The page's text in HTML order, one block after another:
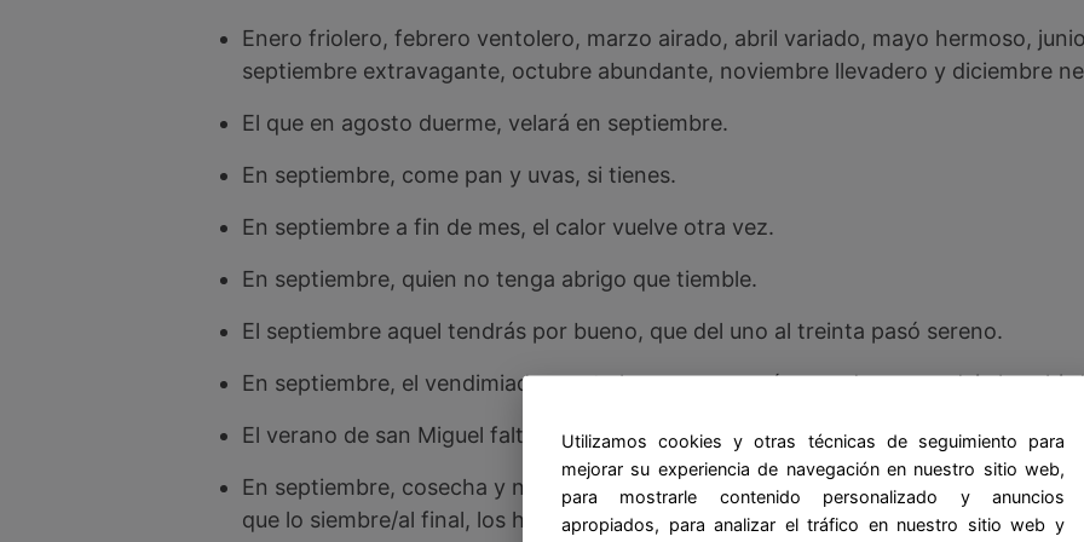
Enero friolero, febrero ventolero, marzo airado, abril variado, mayo hermoso,
septiembre extravagante, octubre abundante, noviembre llevadero y diciembre
El que en agosto duerme, velará en septiembre.
En septiembre, come pan y uvas, si tienes.
En septiembre a fin de mes, el calor vuelve otra vez.
En septiembre, quien no tenga abrigo que tiemble.
El septiembre aquel tendrás por bueno, que del uno al treinta pasó sereno.
En septiembre, el vendimiador corta las uvas que más grandes son y deja los
El verano de san Miguel faltará muy rara vez.
En septiembre, cosecha y no siembres/a los días primeros, entra el ciervo en el
que lo siembre/al final, los higos son un manjar/truene/el que no tenga ropa que
Utilizamos cookies y otras técnicas de seguimiento para
mejorar su experiencia de navegación en nuestro sitio web,
para mostrarle contenido personalizado y anuncios
apropiados, para analizar el tráfico en nuestro sitio web y